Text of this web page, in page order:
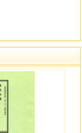
。另一種為成
，據書內題，其
），還有一種系
元年
儀制》，間有
書竄入。似為